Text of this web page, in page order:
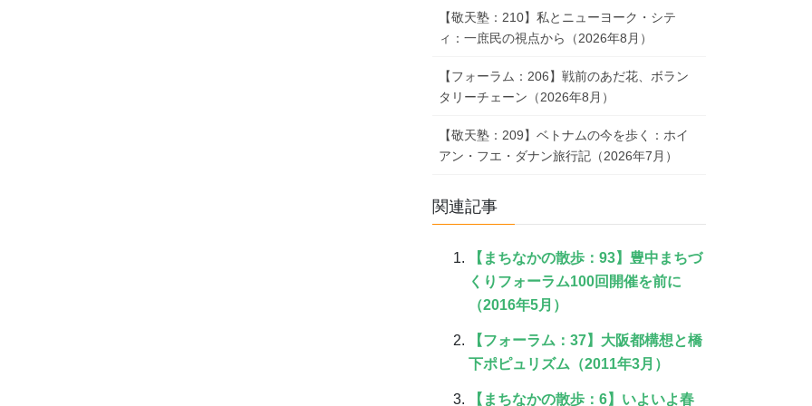
【敬天塾：210】私とニューヨーク・シテ
ィ：一庶民の視点から（2026年8月）
【フォーラム：206】戦前のあだ花、ボラン
タリーチェーン（2026年8月）
【敬天塾：209】ベトナムの今を歩く：ホイ
アン・フエ・ダナン旅行記（2026年7月）
関連記事
【まちなかの散歩：93】豊中まちづ
くりフォーラム100回開催を前に
（2016年5月）
【フォーラム：37】大阪都構想と橋
下ポピュリズム（2011年3月）
【まちなかの散歩：6】いよいよ春